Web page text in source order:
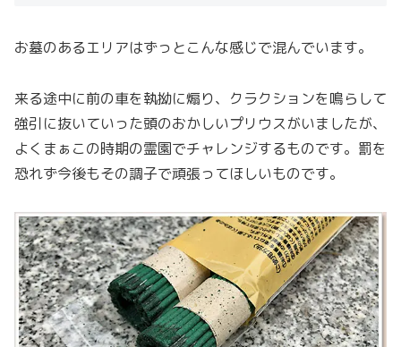
お墓のあるエリアはずっとこんな感じで混んでいます。
来る途中に前の車を執拗に煽り、クラクションを鳴らして
強引に抜いていった頭のおかしいプリウスがいましたが、
よくまぁこの時期の霊園でチャレンジするものです。罰を
恐れず今後もその調子で頑張ってほしいものです。